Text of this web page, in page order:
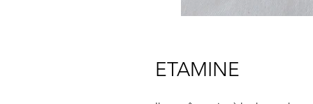
ETAMINE